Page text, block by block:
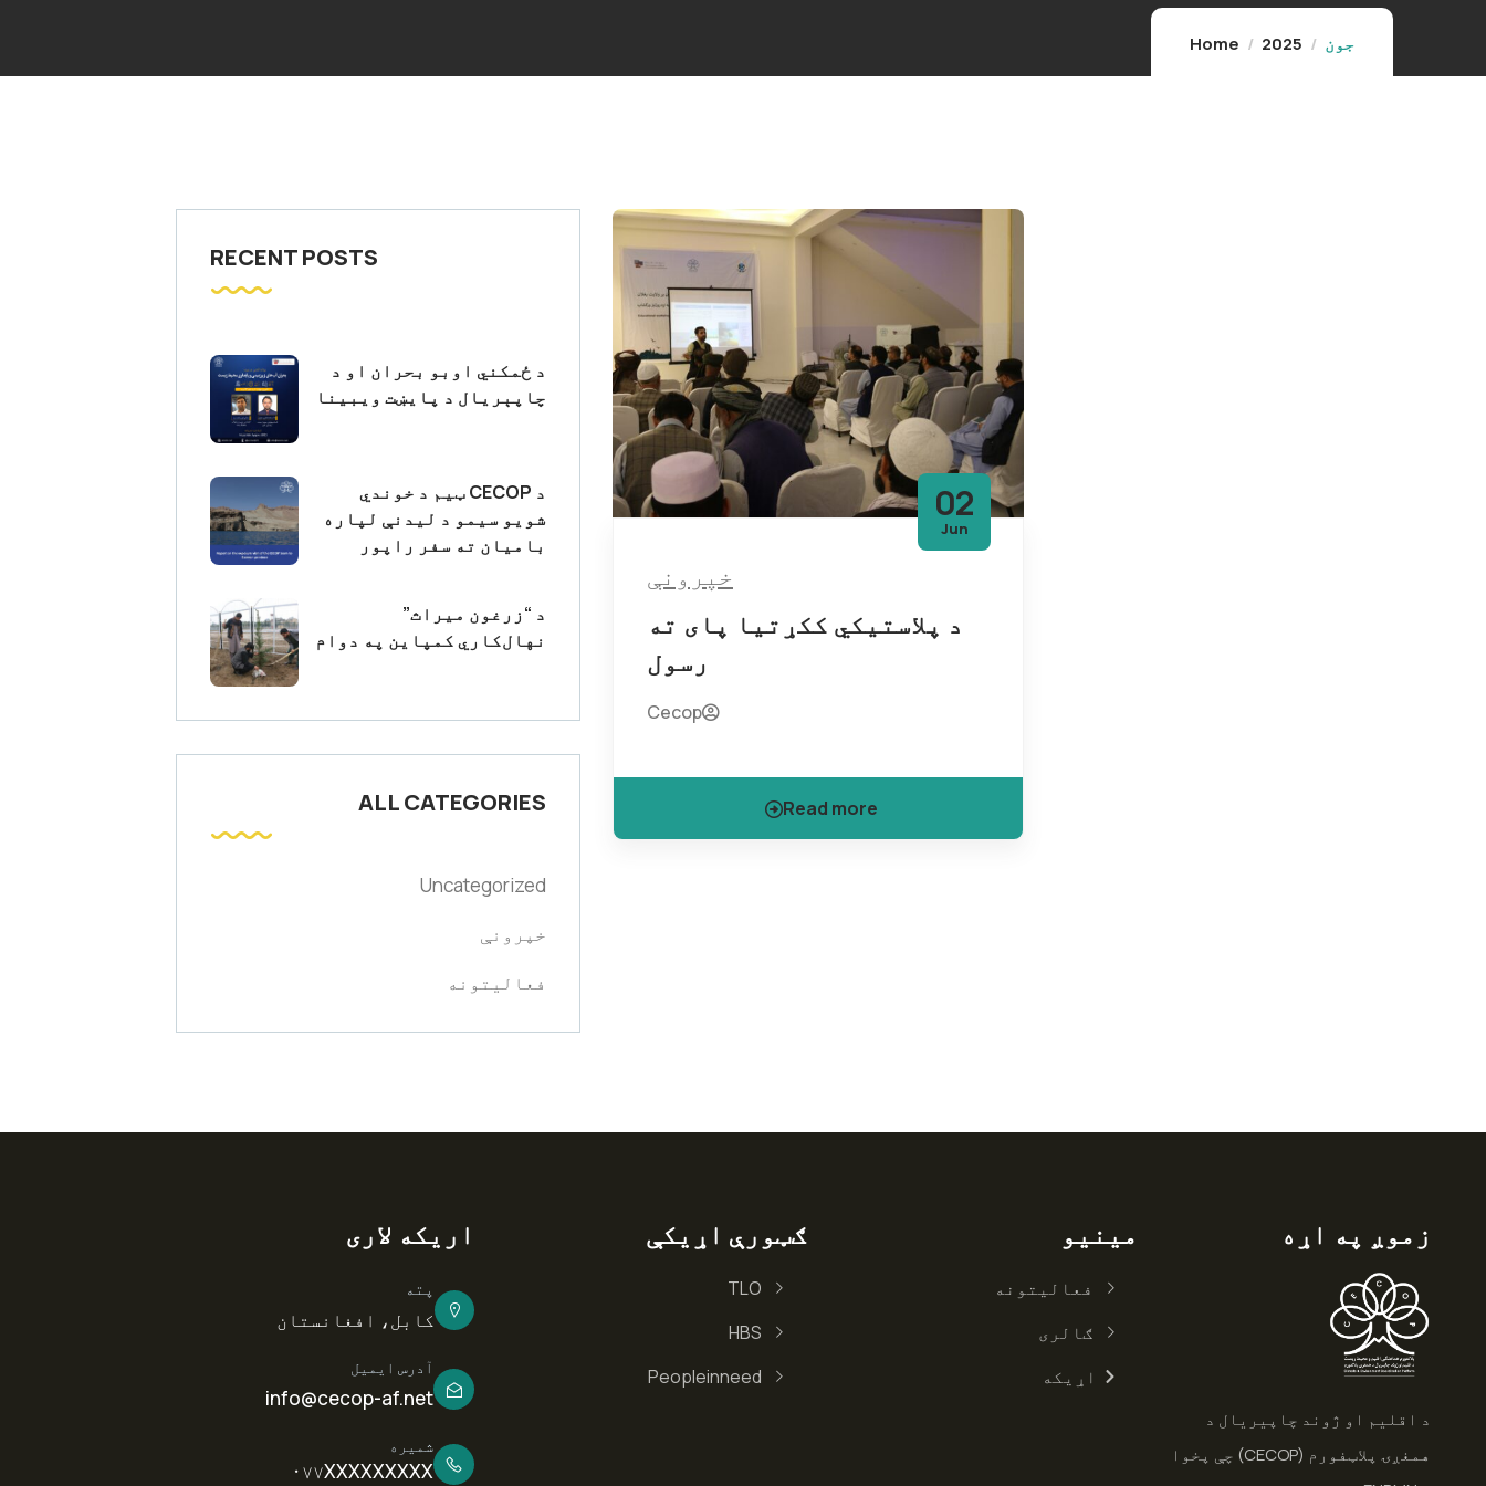
Home 2025 جون
02
Jun
خپرونې
د پلاستیکي ککړتیا پای ته
رسول
Cecop
Read more
RECENT POSTS
د ځمکني اوبو بحران او د
چاپېریال د پایښت ویبینا
د CECOP ټیم د خوندي
شویو سیمو د لیدنې لپاره
بامیان ته سفر راپور
د “زرغون میراث”
نهال‌کاري کمپاین په دوام
ALL CATEGORIES
Uncategorized
خپرونې
فعالیتونه
زموږ په اړه
د اقلیم او ژوند چاپیریال د
همغږۍ پلاټفورم (CECOP) چې پخوا
مینیو
فعالیتونه
ګالری
اړیکه
ګټورې اړیکې
TLO
HBS
Peopleinneed
اریکه لاری
پته
کابل، افغانستان
آدرس ایمیل
info@cecop-af.net
شمیره
۰۷۷XXXXXXXXX